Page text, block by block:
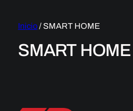
Inicio/ SMART HOME
SMART HOME